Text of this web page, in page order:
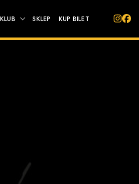
KLUB SKLEP KUP BILET